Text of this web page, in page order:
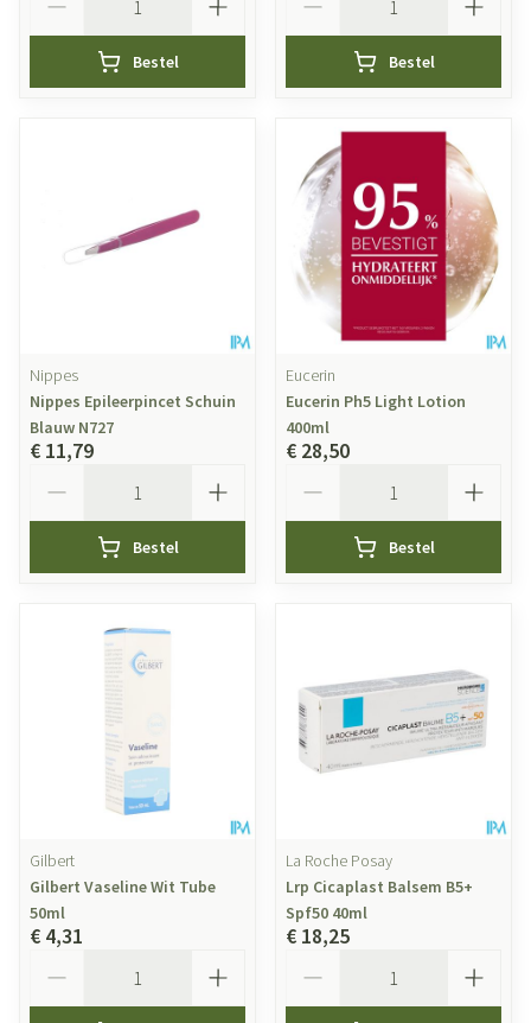
Bestel Bestel
Nippes
Nippes Epileerpincet Schuin
Blauw N727
€ 11,79
Bestel
Eucerin
Eucerin Ph5 Light Lotion
400ml
€ 28,50
Bestel
Gilbert
Gilbert Vaseline Wit Tube
50ml
€ 4,31
La Roche Posay
Lrp Cicaplast Balsem B5+
Spf50 40ml
€ 18,25